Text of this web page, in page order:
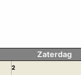
Zaterdag
2